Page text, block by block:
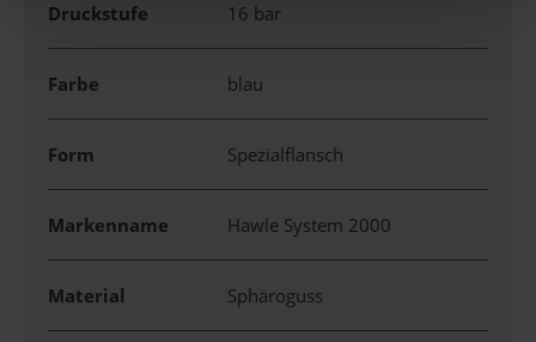
Druckstufe 16 bar
Farbe blau
Form Spezialflansch
Markenname Hawle System 2000
Material Sphäroguss